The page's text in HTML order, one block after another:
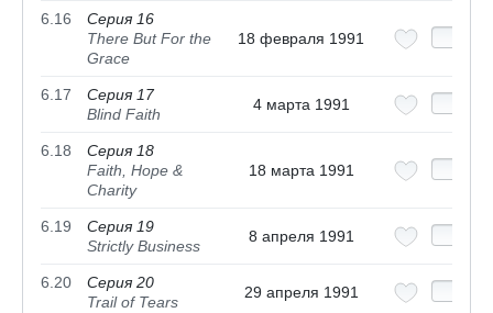
6.16
Серия 16
There But For the
Grace
18 февраля 1991
6.17
Серия 17
Blind Faith
4 марта 1991
6.18
Серия 18
Faith, Hope &
Charity
18 марта 1991
6.19
Серия 19
Strictly Business
8 апреля 1991
6.20
Серия 20
Trail of Tears
29 апреля 1991